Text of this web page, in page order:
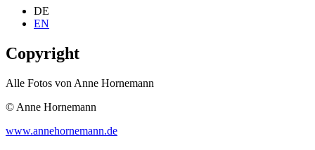
DE
EN
Copyright
Alle Fotos von Anne Hornemann
© Anne Hornemann
www.annehornemann.de